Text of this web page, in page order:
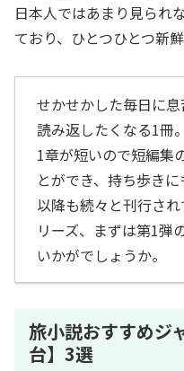
日本人ではあまり見られ
ており、ひとつひとつ新
せかせかした毎日に
読み返したくなる1冊。
1章が短いので短編集
とができ、持ち歩きに
以降も続々と刊行さ
リーズ、まずは第1弾
いかがでしょうか。
旅小説おすすめジ
台】3選